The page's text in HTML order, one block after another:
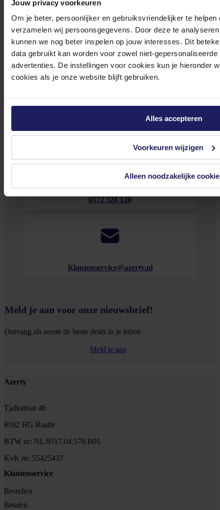
Jouw privacy voorkeuren
Om je beter, persoonlijker en gebruiksvriendelijker te
verzamelen wij persoonsgegevens. Door deze te
kunnen we nog beter inspelen op jouw interesses. Dit
data gebruikt kan worden voor zowel niet-
advertenties. De instellingen voor cookies kun je hieronder
cookies als je onze website blijft gebruiken.
Alles accepteren
Voorkeuren wijzigen
Alleen noodzakelijke
medewerker
s staan klaar om jouw vragen te beantwoorden en verwijzen je
door indien nodig.
tot 17.00 uur en op zaterdag van 10.00 tot 15.00 uur.
Bekijk onze veelgestelde vragen
0572 328 120
Klantenservice@azerty.nl
Meld je aan voor onze nieuwsbrief!
Ontvang als eerste de beste deals in je inbox
Meld je aan
Footer
Azerty
Tjalkstraat 4b
8102 HG Raalte
BTW nr: NL 8517.04.578.B01
KvK nr: 55425437
Klantenservice
Bestellen
Betalen